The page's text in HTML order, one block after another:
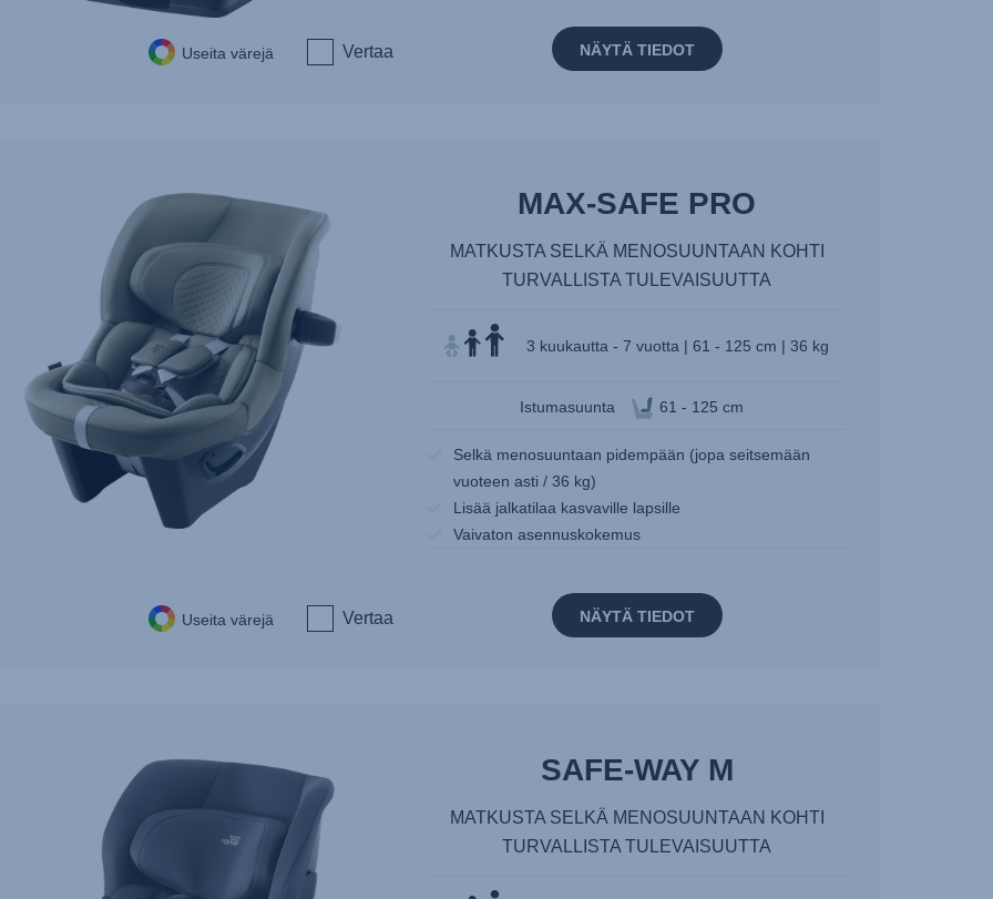
Useita värejä Vertaa NÄYTÄ TIEDOT
MAX-SAFE PRO
MATKUSTA SELKÄ MENOSUUNTAAN KOHTI
TURVALLISTA TULEVAISUUTTA
3 kuukautta - 7 vuotta | 61 - 125 cm | 36 kg
Istumasuunta 61 - 125 cm
Selkä menosuuntaan pidempään (jopa seitsemään
vuoteen asti / 36 kg)
Lisää jalkatilaa kasvaville lapsille
Vaivaton asennuskokemus
Useita värejä Vertaa NÄYTÄ TIEDOT
SAFE-WAY M
MATKUSTA SELKÄ MENOSUUNTAAN KOHTI
TURVALLISTA TULEVAISUUTTA